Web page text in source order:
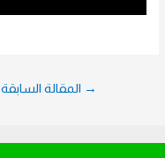
→ المقالة السابقة